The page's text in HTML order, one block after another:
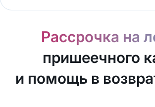
Рассрочка на
пришеечного
и помощь в